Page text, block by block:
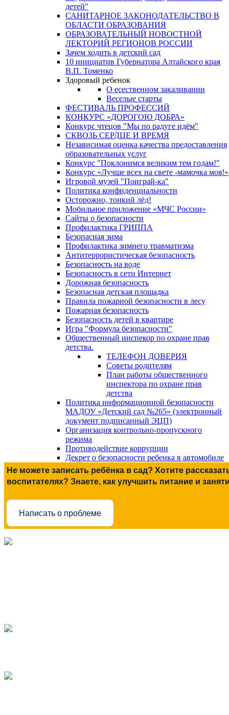
детей"
САНИТАРНОЕ ЗАКОНОДАТЕЛЬСТВО В
ОБЛАСТИ ОБРАЗОВАНИЯ
ОБРАЗОВАТЕЛЬНЫЙ НОВОСТНОЙ
ЛЕКТОРИЙ РЕГИОНОВ РОССИИ
Зачем ходить в детский сад
10 инициатив Губернатора Алтайского края
В.П. Томенко
Здоровый ребенок
О есественном закаливании
Веселые старты
ФЕСТИВАЛЬ ПРОФЕССИЙ
КОНКУРС «ДОРОГОЮ ДОБРА»
Конкурс чтецов "Мы по радуге идём"
СКВОЗЬ СЕРДЦЕ И ВРЕМЯ
Независимая оценка качества предоставления
образовательных услуг
Конкурс "Поклонимся великим тем годам!"
Конкурс «Лучше всех на свете -мамочка моя!»
Игровой музей "Поиграй-ка"
Политика конфиденциальности
Осторожно, тонкий лёд!
Мобильное приложение «МЧС России»
Сайты о безопасности
Профилактика ГРИППА
Безопасная зима
Профилактика зимнего травматизма
Антитеррористическая безопасность
Безопасность на воде
Безопасность в сети Интернет
Дорожная безопасность
Безопасная детская площадка
Правила пожарной безопасности в лесу
Пожарная безопасность
Безопасность детей в квартире
Игра "Формула безопасности"
Общественный инспекор по охране прав
детства.
ТЕЛЕФОН ДОВЕРИЯ
Советы родителям
План работы общественного
инспектора по охране прав
детства
Политика информационной безопасности
МАДОУ «Детский сад №265» (электронный
документ подписанный ЭЦП)
Организация контрольно-пропускного
режима
Противодействие коррупции
Декрет о безопасности ребенка в автомобиле
Не можете записать ребёнка в сад? Хотите
воспитателях? Знаете, как улучшить питание и
Написать о проблеме